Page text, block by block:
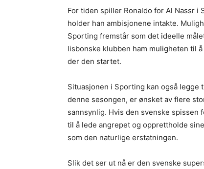
For tiden spiller Ronaldo for Al Nassr i
holder han ambisjonene intakte.
Sporting fremstår som det ideelle
lisbonske klubben ham muligheten til
der den startet.
Situasjonen i Sporting kan også
denne sesongen, er ønsket av flere
sannsynlig. Hvis den svenske
til å lede angrepet og opprettholde
som den naturlige erstatningen.
Slik det ser ut nå er den svenske